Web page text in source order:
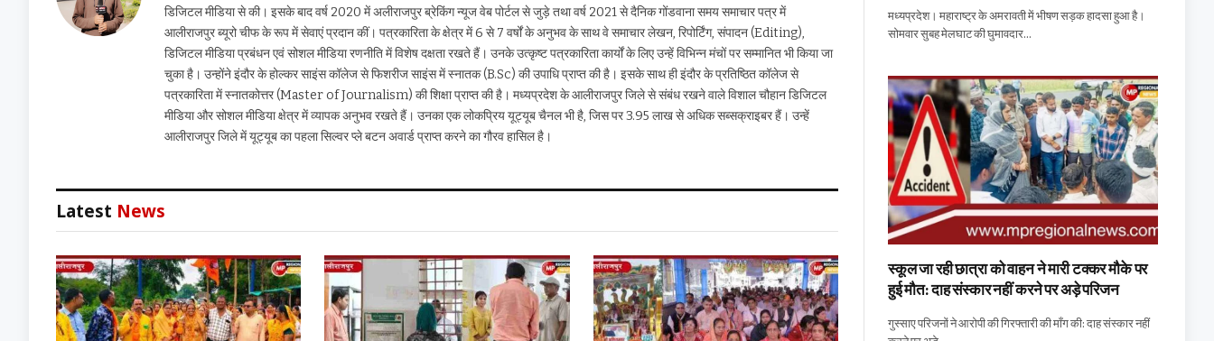
डिजिटल मीडिया से की। इसके बाद वर्ष 2020 में अलीराजपुर ब्रेकिंग न्यूज वेब पोर्टल से जुड़े तथा वर्ष 2021 से दैनिक गोंडवाना समय समाचार पत्र में
आलीराजपुर ब्यूरो चीफ के रूप में सेवाएं प्रदान कीं। पत्रकारिता के क्षेत्र में 6 से 7 वर्षों के अनुभव के साथ वे समाचार लेखन, रिपोर्टिंग, संपादन (Editing),
डिजिटल मीडिया प्रबंधन एवं सोशल मीडिया रणनीति में विशेष दक्षता रखते हैं। उनके उत्कृष्ट पत्रकारिता कार्यों के लिए उन्हें विभिन्न मंचों पर सम्मानित भी किया जा
चुका है। उन्होंने इंदौर के होल्कर साइंस कॉलेज से फिशरीज साइंस में स्नातक (B.Sc) की उपाधि प्राप्त की है। इसके साथ ही इंदौर के प्रतिष्ठित कॉलेज से
पत्रकारिता में स्नातकोत्तर (Master of Journalism) की शिक्षा प्राप्त की है। मध्यप्रदेश के आलीराजपुर जिले से संबंध रखने वाले विशाल चौहान डिजिटल
मीडिया और सोशल मीडिया क्षेत्र में व्यापक अनुभव रखते हैं। उनका एक लोकप्रिय यूट्यूब चैनल भी है, जिस पर 3.95 लाख से अधिक सब्सक्राइबर हैं। उन्हें
आलीराजपुर जिले में यूट्यूब का पहला सिल्वर प्ले बटन अवार्ड प्राप्त करने का गौरव हासिल है।
Latest News
मध्यप्रदेश। महाराष्ट्र के अमरावती में भीषण सड़क हादसा हुआ है।
सोमवार सुबह मेलघाट की घुमावदार…
स्कूल जा रही छात्रा को वाहन ने मारी टक्कर मौके पर
हुई मौत: दाह संस्कार नहीं करने पर अड़े परिजन
गुस्साए परिजनों ने आरोपी की गिरफ्तारी की माँग की: दाह संस्कार नहीं